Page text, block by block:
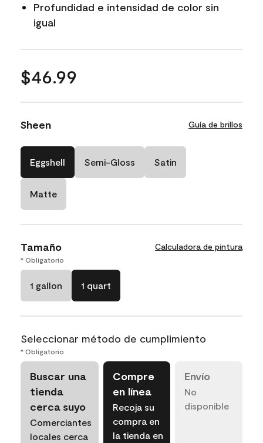
Profundidad e intensidad de color sin
igual
$46.99
Sheen Guía de brillos
Eggshell Semi-Gloss Satin
Matte
Tamaño Calculadora de pintura
* Obligatorio
1 gallon 1 quart
Seleccionar método de cumplimiento
* Obligatorio
Buscar una
tienda
cerca suyo
Comerciantes
locales cerca
Compre
en línea
Recoja su
compra en
la tienda en
Envío
No
disponible